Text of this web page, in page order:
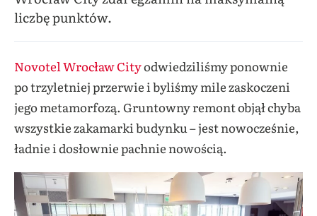
liczbę punktów.
Novotel Wrocław Cityodwiedziliśmy ponownie
po trzyletniej przerwie i byliśmy mile zaskoczeni
jego metamorfozą. Gruntowny remont objął chyba
wszystkie zakamarki budynku – jest nowocześnie,
ładnie i dosłownie pachnie nowością.